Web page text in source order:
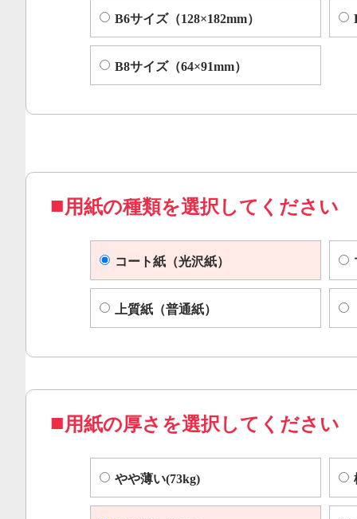
B6サイズ（128×182mm）
B8サイズ（64×91mm）
用紙の種類を選択してください
コート紙（光沢紙）
上質紙（普通紙）
用紙の厚さを選択してください
やや薄い(73kg)